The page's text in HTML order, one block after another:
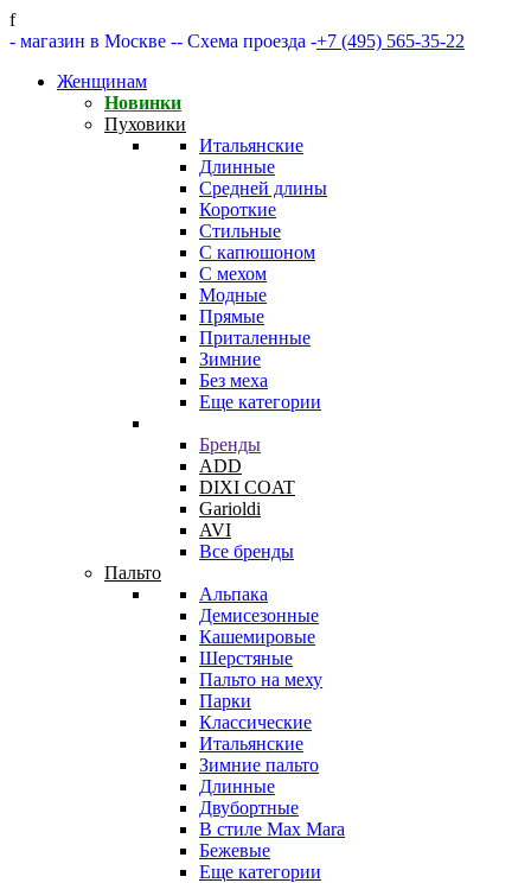
f
- магазин в Москве -- Схема проезда -+7 (495) 565-35-22
Женщинам
Новинки
Пуховики
Итальянские
Длинные
Средней длины
Короткие
Стильные
С капюшоном
С мехом
Модные
Прямые
Приталенные
Зимние
Без меха
Еще категории
Бренды
ADD
DIXI COAT
Garioldi
AVI
Все бренды
Пальто
Альпака
Демисезонные
Кашемировые
Шерстяные
Пальто на меху
Парки
Классические
Итальянские
Зимние пальто
Длинные
Двубортные
В стиле Max Mara
Бежевые
Еще категории